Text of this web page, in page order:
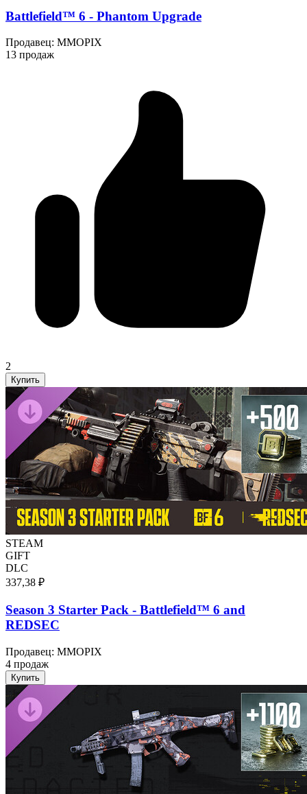
Battlefield™ 6 - Phantom Upgrade
Продавец: MMOPIX
13 продаж
2
Купить
STEAM
GIFT
DLC
337,38 ₽
Season 3 Starter Pack - Battlefield™ 6 and
REDSEC
Продавец: MMOPIX
4 продаж
Купить